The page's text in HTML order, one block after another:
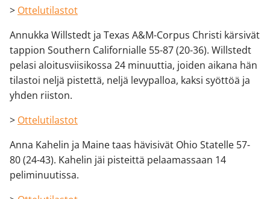
> Ottelutilastot
Annukka Willstedt ja Texas A&M-Corpus Christi kärsivät
tappion Southern Californialle 55-87 (20-36). Willstedt
pelasi aloitusviisikossa 24 minuuttia, joiden aikana hän
tilastoi neljä pistettä, neljä levypalloa, kaksi syöttöä ja
yhden riiston.
> Ottelutilastot
Anna Kahelin ja Maine taas hävisivät Ohio Statelle 57-
80 (24-43). Kahelin jäi pisteittä pelaamassaan 14
peliminuutissa.